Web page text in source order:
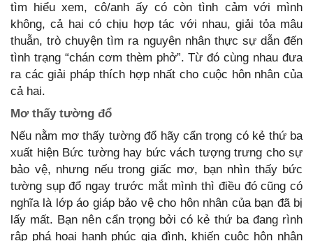
tìm hiểu xem, cô/anh ấy có còn tình cảm với mình
không, cả hai có chịu hợp tác với nhau, giải tỏa mâu
thuẫn, trò chuyện tìm ra nguyên nhân thực sự dẫn đến
tình trạng “chán cơm thèm phở”. Từ đó cùng nhau đưa
ra các giải pháp thích hợp nhất cho cuộc hôn nhân của
cả hai.
Mơ thấy tường đổ
Nếu nằm mơ thấy tường đổ hãy cẩn trọng có kẻ thứ ba
xuất hiện Bức tường hay bức vách tượng trưng cho sự
bảo vệ, nhưng nếu trong giấc mơ, bạn nhìn thấy bức
tường sụp đổ ngay trước mắt mình thì điều đó cũng có
nghĩa là lớp áo giáp bảo vệ cho hôn nhân của bạn đã bị
lấy mất. Bạn nên cẩn trọng bởi có kẻ thứ ba đang rình
rập phá hoại hạnh phúc gia đình, khiến cuộc hôn nhân